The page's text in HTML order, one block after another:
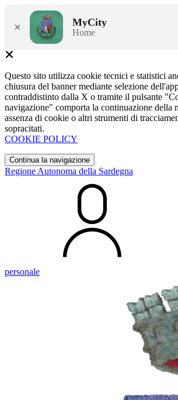
× MyCity
Home
Questo sito utilizza cookie tecnici e statistici
chiusura del banner mediante selezione
contraddistinto dalla X o tramite il pulsante
navigazione" comporta la continuazione della
assenza di cookie o altri strumenti di
sopracitati.
COOKIE POLICY
Continua la navigazione
Regione Autonoma della Sardegna
personale